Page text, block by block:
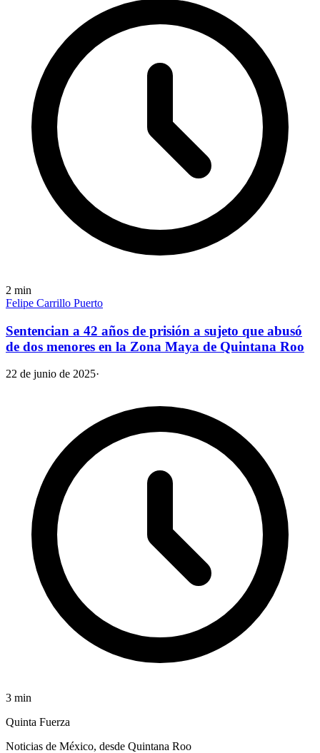
2 min
Felipe Carrillo Puerto
Sentencian a 42 años de prisión a sujeto que abusó
de dos menores en la Zona Maya de Quintana Roo
22 de junio de 2025·
3 min
Quinta Fuerza
Noticias de México, desde Quintana Roo